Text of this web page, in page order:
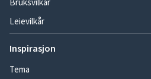
Leievilkår
Inspirasjon
Tema